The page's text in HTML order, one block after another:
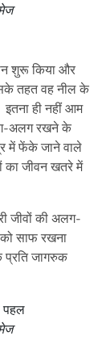
शुरू किया और
तहत वह नील के
ही नहीं आम
अलग रखने के
में फेंके जाने वाले
का जीवन खतरे में
जीवों की अलग-
साफ रखना
जागरुक